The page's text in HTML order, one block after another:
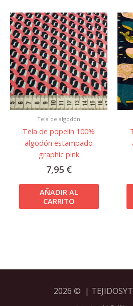
Tela de algodón
Tela de popelín 100%
algodón estampado
graphic pink
7,95 €
AÑADIR AL
CARRITO
2026 © |